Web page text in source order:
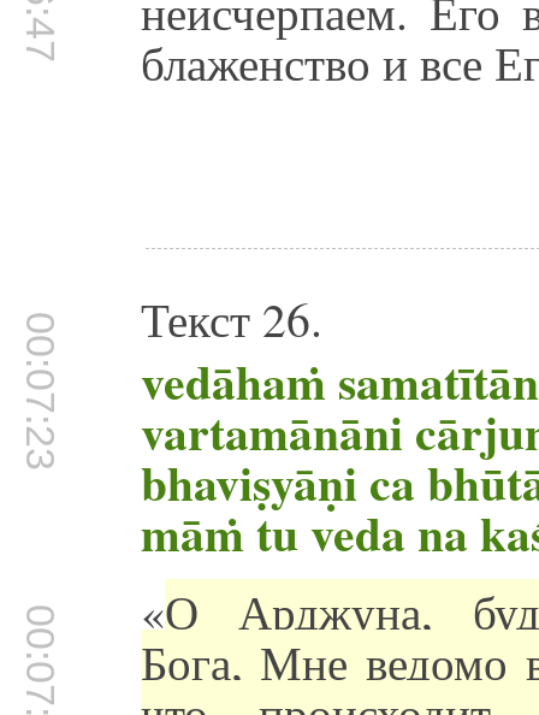
блаженство и все
00:07:23 Текст 26.
vedāhaṁ
vartamānāni
bhaviṣyāṇi ca
māṁ tu veda na
«О Арджуна,
Бога, Мне ведомо